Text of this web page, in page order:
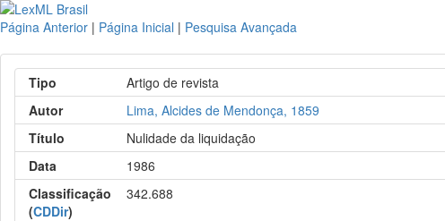
Página Anterior | Página Inicial | Pesquisa Avançada
Tipo
Artigo de revista
Autor
Lima, Alcides de Mendonça, 1859
Título
Nulidade da liquidação
Data
1986
Classificação
(CDDir)
342.688